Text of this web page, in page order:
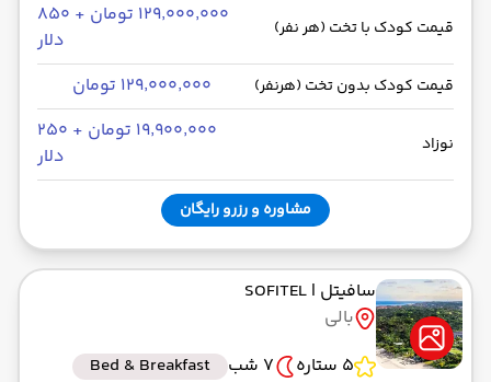
قیمت کودک با تخت (هر نفر)
۱۲۹٬۰۰۰٬۰۰۰ تومان + ۸۵۰
دلار
قیمت کودک بدون تخت (هرنفر) ۱۲۹٬۰۰۰٬۰۰۰ تومان
نوزاد
۱۹٬۹۰۰٬۰۰۰ تومان + ۲۵۰
دلار
مشاوره و رزرو رایگان
سافیتل | SOFITEL
بالی
5 ستاره
7 شب Bed & Breakfast